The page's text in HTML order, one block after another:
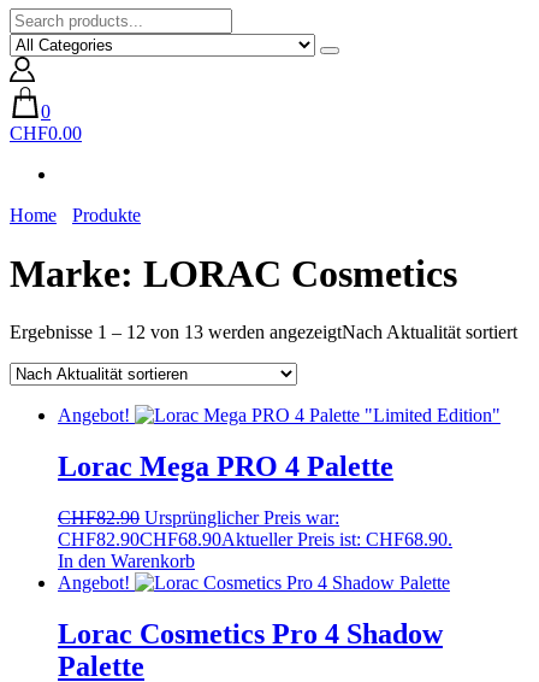
0
CHF0.00
Home Produkte
Marke: LORAC Cosmetics
Ergebnisse 1 – 12 von 13 werden angezeigtNach Aktualität sortiert
Angebot!
Lorac Mega PRO 4 Palette
CHF82.90 Ursprünglicher Preis war:
CHF82.90CHF68.90Aktueller Preis ist: CHF68.90.
In den Warenkorb
Angebot!
Lorac Cosmetics Pro 4 Shadow
Palette